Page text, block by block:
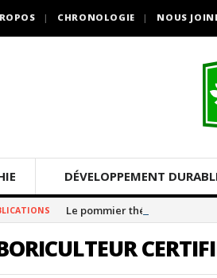
CHRONOLOGIE NOUS
DÉVELOPPEMENT
Le pommier thé